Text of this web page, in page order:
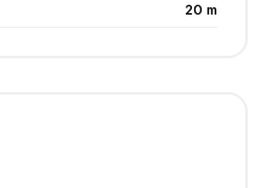
20 m